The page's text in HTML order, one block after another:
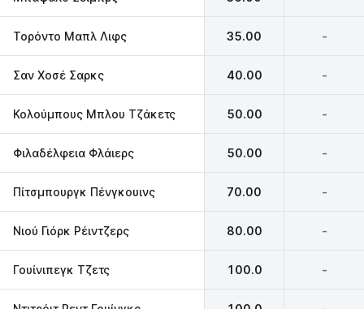
Τορόντο Μαπλ Λιφς 35.00 -
Σαν Χοσέ Σαρκς 40.00 -
Κολούμπους Μπλου Τζάκετς 50.00 -
Φιλαδέλφεια Φλάιερς 50.00 -
Πίτσμπουργκ Πένγκουινς 70.00 -
Νιού Γιόρκ Ρέιντζερς 80.00 -
Γουίνιπεγκ Τζετς 100.0 -